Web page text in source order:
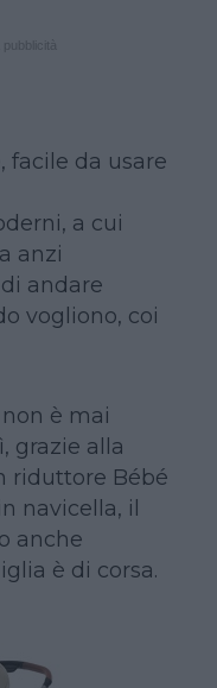
facile da usare
a cui
anzi
andare
vogliono, coi
è mai
grazie alla
riduttore Bébé
navicella, il
anche
è di corsa.